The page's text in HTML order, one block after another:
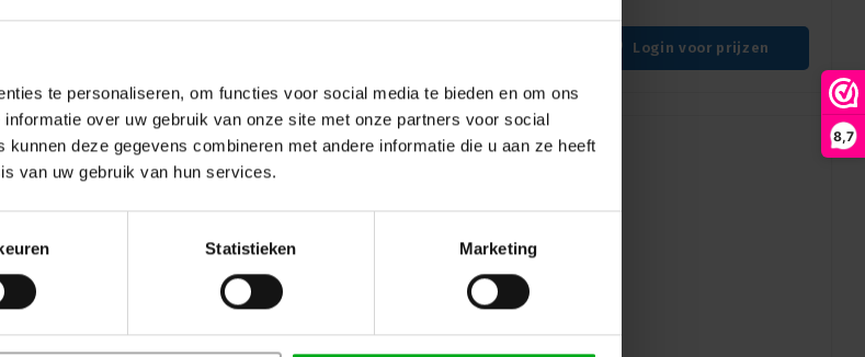
te personaliseren, om functies voor social media te bieden en om ons
over uw gebruik van onze site met onze partners voor social
deze gegevens combineren met andere informatie die u aan ze heeft
van uw gebruik van hun services.
Statistieken Marketing
8,7
Login voor prijzen
Neutrik | NC7FXX-BAG | XLR kabeldeel 7 pin bus
NC7FXX-BAG
Neutrik NC7FXX-BAG: 7-polig XLR kabeldeel met zwarte behuizing